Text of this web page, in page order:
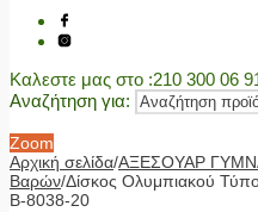
Καλεστε μας στο :210 300 06
Αναζήτηση για:
Zoom
Αρχική σελίδα/ΑΞΕΣΟΥΑΡ
Βαρών/Δίσκος Ολυμπιακού
Β-8038-20